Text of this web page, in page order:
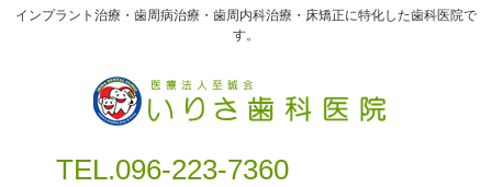
インプラント治療・歯周病治療・歯周内科治療・床矯正に特化した歯科医院で
す。
TEL.096-223-7360